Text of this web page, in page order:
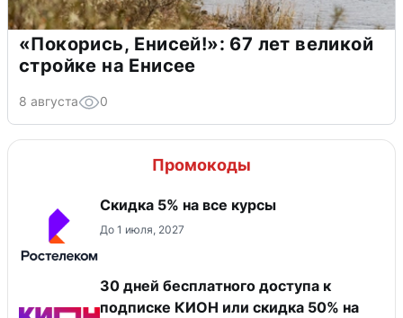
«Покорись, Енисей!»: 67 лет великой
стройке на Енисее
8 августа 0
Промокоды
Скидка 5% на все курсы
До 1 июля, 2027
30 дней бесплатного доступа к
подписке КИОН или скидка 50% на